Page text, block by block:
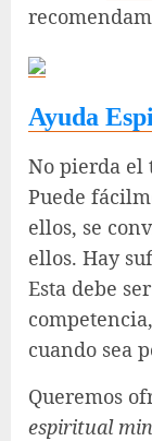
Ayuda
No pierda el
Puede
ellos, se
ellos. Hay
Esta debe
cuando sea
Queremos
espiritual